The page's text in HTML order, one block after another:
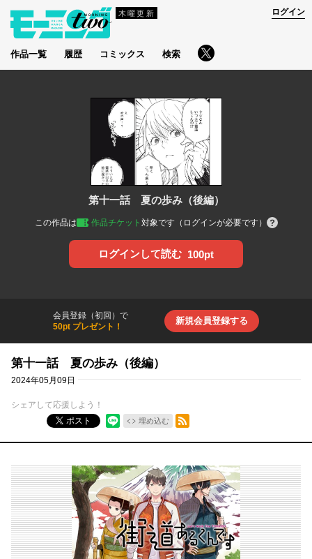
木曜更新
作品一覧 履歴 コミックス 検索
ログイン
第十一話 夏の歩み（後編）
この作品は 作品チケット 対象です（ログインが必要です）
ログインして読む 100pt
会員登録（初回）で
50pt プレゼント！
新規会員登録する
第十一話 夏の歩み（後編）
2024年05月09日
シェアして応援しよう！
ポスト
埋め込む
RSSフィード